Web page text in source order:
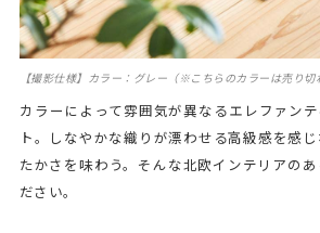
【撮影仕様】カラー：グレー（※こちらのカラーは売り切
カラーによって雰囲気が異なるエレファン
ト。しなやかな織りが漂わせる高級感を感
たかさを味わう。そんな北欧インテリアの
ださい。